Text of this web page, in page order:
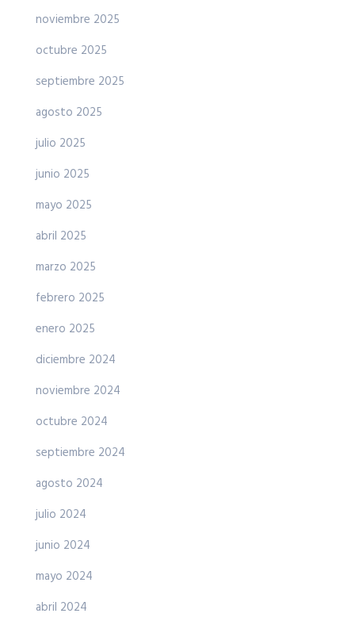
noviembre 2025
octubre 2025
septiembre 2025
agosto 2025
julio 2025
junio 2025
mayo 2025
abril 2025
marzo 2025
febrero 2025
enero 2025
diciembre 2024
noviembre 2024
octubre 2024
septiembre 2024
agosto 2024
julio 2024
junio 2024
mayo 2024
abril 2024